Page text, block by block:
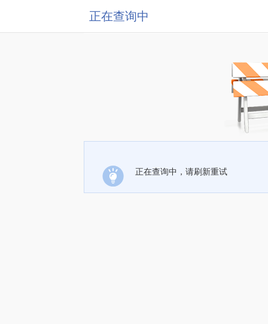
正在查询中
正在查询中，请刷新重试